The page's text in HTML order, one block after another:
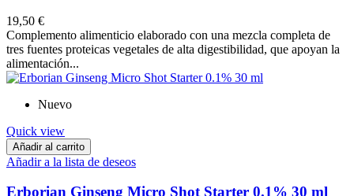
19,50 €
Complemento alimenticio elaborado con una mezcla completa de
tres fuentes proteicas vegetales de alta digestibilidad, que apoyan la
alimentación...
Nuevo
Quick view
Añadir al carrito
Añadir a la lista de deseos
Erborian Ginseng Micro Shot Starter 0.1% 30 ml